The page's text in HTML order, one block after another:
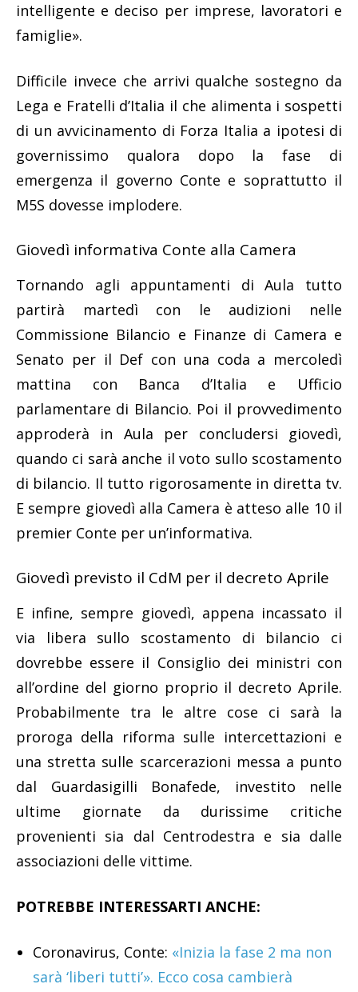
intelligente e deciso per imprese, lavoratori e
famiglie».
Difficile invece che arrivi qualche sostegno da
Lega e Fratelli d’Italia il che alimenta i sospetti
di un avvicinamento di Forza Italia a ipotesi di
governissimo qualora dopo la fase di
emergenza il governo Conte e soprattutto il
M5S dovesse implodere.
Giovedì informativa Conte alla Camera
Tornando agli appuntamenti di Aula tutto
partirà martedì con le audizioni nelle
Commissione Bilancio e Finanze di Camera e
Senato per il Def con una coda a mercoledì
mattina con Banca d’Italia e Ufficio
parlamentare di Bilancio. Poi il provvedimento
approderà in Aula per concludersi giovedì,
quando ci sarà anche il voto sullo scostamento
di bilancio. Il tutto rigorosamente in diretta tv.
E sempre giovedì alla Camera è atteso alle 10 il
premier Conte per un’informativa.
Giovedì previsto il CdM per il decreto Aprile
E infine, sempre giovedì, appena incassato il
via libera sullo scostamento di bilancio ci
dovrebbe essere il Consiglio dei ministri con
all’ordine del giorno proprio il decreto Aprile.
Probabilmente tra le altre cose ci sarà la
proroga della riforma sulle intercettazioni e
una stretta sulle scarcerazioni messa a punto
dal Guardasigilli Bonafede, investito nelle
ultime giornate da durissime critiche
provenienti sia dal Centrodestra e sia dalle
associazioni delle vittime.
POTREBBE INTERESSARTI ANCHE:
Coronavirus, Conte: «Inizia la fase 2 ma non
sarà ‘liberi tutti’». Ecco cosa cambierà